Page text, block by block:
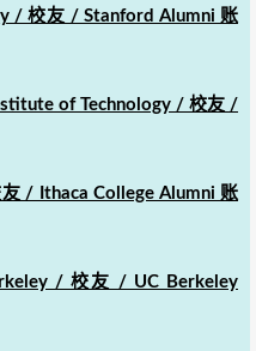
/ 校友 / Stanford Alumni 账
of Technology / 校友 /
/ Ithaca College Alumni 账
/ 校友 / UC Berkeley